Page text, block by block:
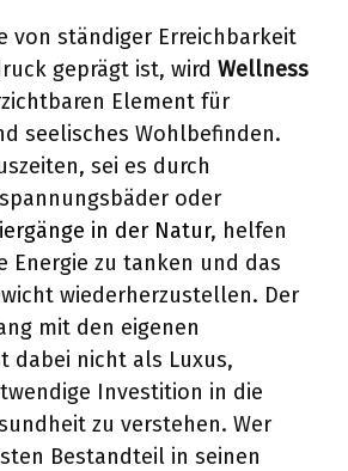
von ständiger Erreichbarkeit
geprägt ist, wird Wellness
Element für
seelisches Wohlbefinden.
sei es durch
oder
in der Natur, helfen
Energie zu tanken und das
wiederherzustellen. Der
mit den eigenen
dabei nicht als Luxus,
Investition in die
zu verstehen. Wer
Bestandteil in seinen